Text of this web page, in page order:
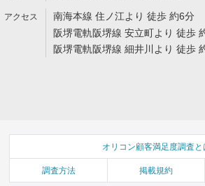
南海本線 住ノ江より 徒歩 約6分
阪堺電軌阪堺線 安立町より 徒歩
阪堺電軌阪堺線 細井川より 徒歩
オリコン顧客満足度調査と
調査方法 掲載規約